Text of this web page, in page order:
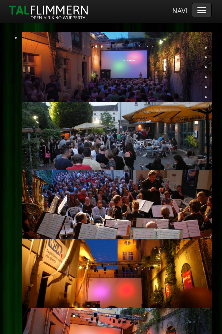
NAVI
Home
Programm
Service
Ticketinfos
Ort
Anreise
Wetter
Kinogutschein
Konzept
Archiv
Kontakt
Impressum
Datenschutz